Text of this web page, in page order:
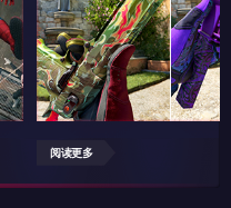
阅读更多